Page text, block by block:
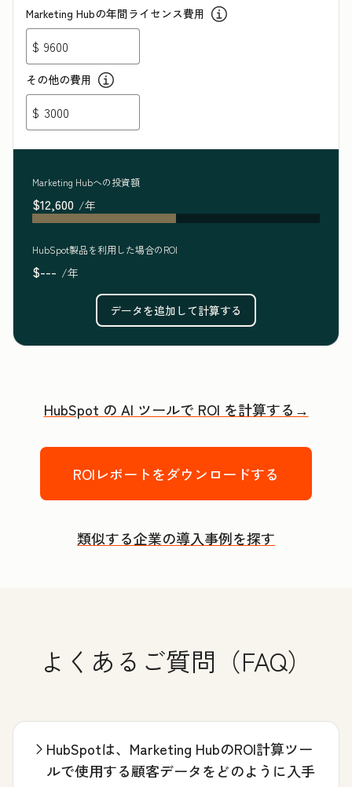
Marketing Hubの年間ライセンス費用
$
その他の費用
$
Marketing Hubへの投資額
$12,600 /年
HubSpot製品を利用した場合のROI
$--- /年
データを追加して計算する
HubSpot の AI ツールで ROI を計算する→
ROIレポートをダウンロードする
類似する企業の導入事例を探す
よくあるご質問（FAQ）
HubSpotは、Marketing HubのROI計算ツー
ルで使用する顧客データをどのように入手